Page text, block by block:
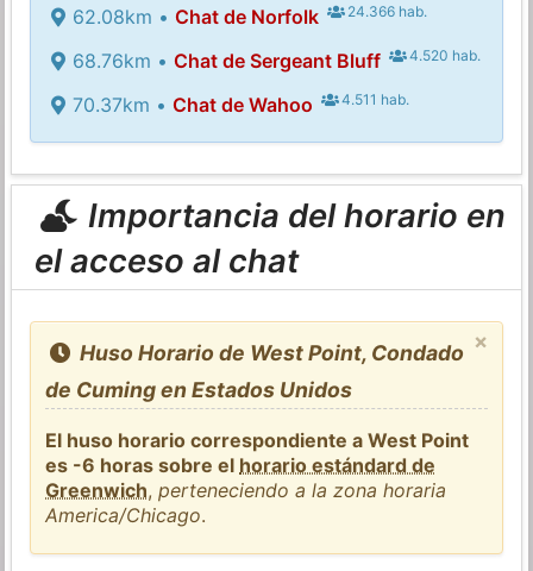
62.08km • Chat de Norfolk 24.366 hab.
68.76km • Chat de Sergeant Bluff 4.520 hab.
70.37km • Chat de Wahoo 4.511 hab.
Importancia del horario en
el acceso al chat
×
Huso Horario de West Point, Condado
de Cuming en Estados Unidos
El huso horario correspondiente a West Point
es -6 horas sobre el horario estándard de
Greenwich,perteneciendo a la zona horaria
America/Chicago.